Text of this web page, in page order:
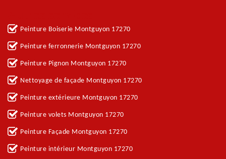
Peinture Boiserie Montguyon 17270
Peinture ferronnerie Montguyon 17270
Peinture Pignon Montguyon 17270
Nettoyage de façade Montguyon 17270
Peinture extérieure Montguyon 17270
Peinture volets Montguyon 17270
Peinture Façade Montguyon 17270
Peinture intérieur Montguyon 17270